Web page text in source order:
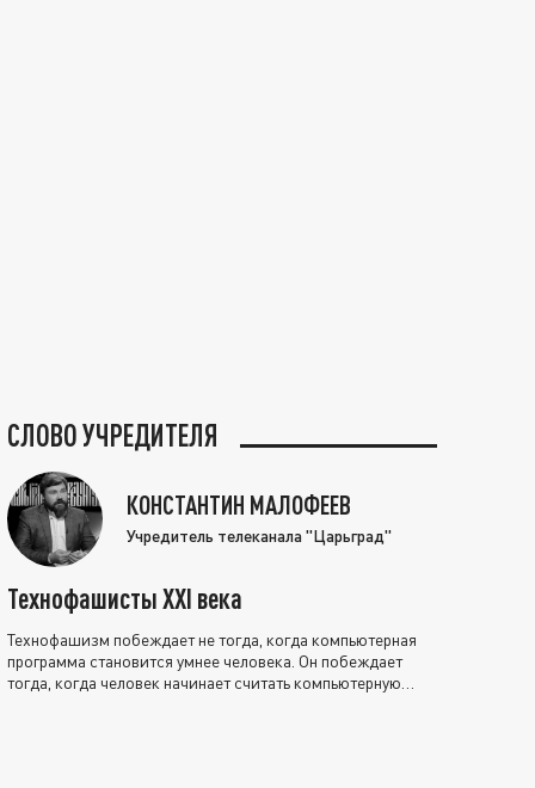
СЛОВО УЧРЕДИТЕЛЯ
КОНСТАНТИН МАЛОФЕЕВ
Учредитель телеканала "Царьград"
Технофашисты XXI века
Технофашизм побеждает не тогда, когда компьютерная
программа становится умнее человека. Он побеждает
тогда, когда человек начинает считать компьютерную